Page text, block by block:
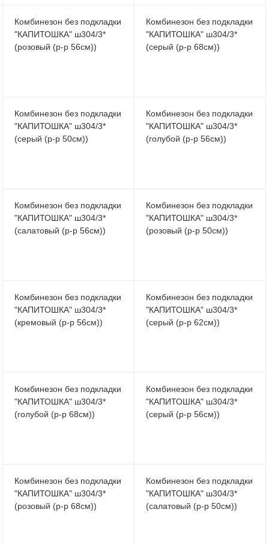
Комбинезон без подкладки
"КАПИТОШКА" ш304/3*
(розовый (р-р 56см))
Комбинезон без подкладки
"КАПИТОШКА" ш304/3*
(серый (р-р 68см))
Комбинезон без подкладки
"КАПИТОШКА" ш304/3*
(серый (р-р 50см))
Комбинезон без подкладки
"КАПИТОШКА" ш304/3*
(голубой (р-р 56см))
Комбинезон без подкладки
"КАПИТОШКА" ш304/3*
(салатовый (р-р 56см))
Комбинезон без подкладки
"КАПИТОШКА" ш304/3*
(розовый (р-р 50см))
Комбинезон без подкладки
"КАПИТОШКА" ш304/3*
(кремовый (р-р 56см))
Комбинезон без подкладки
"КАПИТОШКА" ш304/3*
(серый (р-р 62см))
Комбинезон без подкладки
"КАПИТОШКА" ш304/3*
(голубой (р-р 68см))
Комбинезон без подкладки
"КАПИТОШКА" ш304/3*
(серый (р-р 56см))
Комбинезон без подкладки
"КАПИТОШКА" ш304/3*
(розовый (р-р 68см))
Комбинезон без подкладки
"КАПИТОШКА" ш304/3*
(салатовый (р-р 50см))